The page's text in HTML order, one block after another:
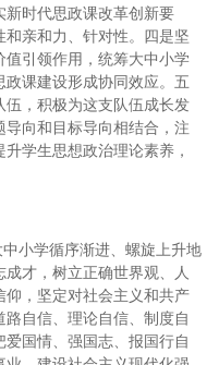
新时代思政课改革创新要
亲和力、针对性。四是坚
引领作用，统筹大中小学
课建设形成协同效应。五
，积极为这支队伍成长发
导向和目标导向相结合，注
学生思想政治理论素养，
小学循序渐进、螺旋上升地
才，树立正确世界观、人
，坚定对社会主义和共产
自信、理论自信、制度自
国情、强国志、报国行自